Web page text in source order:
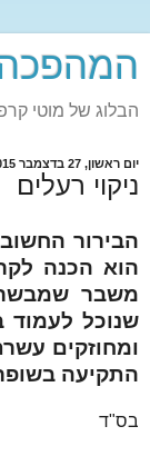
הבלוג של מוטי
יום ראשון, 27 בדצמבר 2015
ניקוי רעלים
הבירור
הוא הכנה
משבר
שנוכל לעמוד
ומחוזקים
התקיעה
בס"ד